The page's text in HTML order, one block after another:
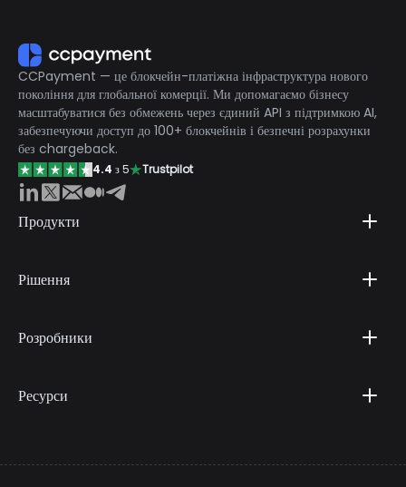
CCPayment — це блокчейн-платіжна інфраструктура нового
покоління для глобальної комерції. Ми допомагаємо бізнесу
масштабуватися без обмежень через єдиний API з підтримкою AI,
забезпечуючи доступ до 100+ блокчейнів і безпечні розрахунки
без chargeback.
4.4 з 5 Trustpilot
Продукти
Рішення
Розробники
Ресурси